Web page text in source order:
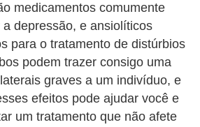
medicamentos comumente
depressão, e ansiolíticos
para o tratamento de distúrbios
podem trazer consigo uma
graves a um indivíduo, e
efeitos pode ajudar você e
um tratamento que não afete